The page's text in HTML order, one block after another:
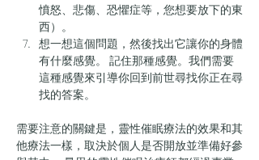
憤怒、悲傷、恐懼症等，您想要放下的東
西）。
想一想這個問題，然後找出它讓你的身體
有什麼感覺。 記住那種感覺。我們需要
這種感覺來引導你回到前世尋找你正在尋
找的答案。
需要注意的關鍵是，靈性催眠療法的效果和其
他療法一樣，取決於個人是否開放並準備好參